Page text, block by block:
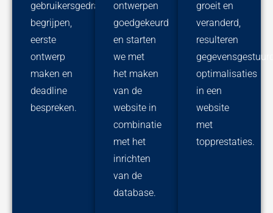
gebruikersgedrag
begrijpen,
eerste
ontwerp
maken en
deadline
bespreken.
ontwerpen
goedgekeurd
en starten
we met
het maken
van de
website in
combinatie
met het
inrichten
van de
database.
groeit en
veranderd,
resulteren
optimalisaties
in een
website
met
topprestaties.